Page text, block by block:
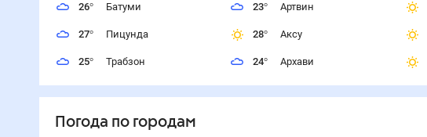
26° Батуми
27° Пицунда
25° Трабзон
23° Артвин
28° Аксу
24° Архави
Погода по городам